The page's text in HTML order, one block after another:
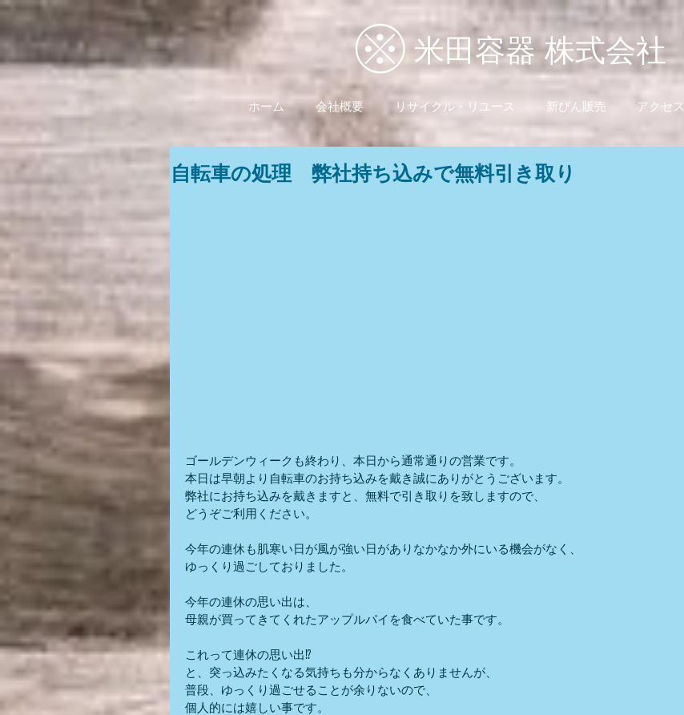
米田容器 株式会社
ホーム 会社概要 リサイクル・リユース 新びん販売 アクセス
自転車の処理 弊社持ち込みで無料引き取り
ゴールデンウィークも終わり、本日から通常通りの営業です。
本日は早朝より自転車のお持ち込みを戴き誠にありがとうございます。
弊社にお持ち込みを戴きますと、無料で引き取りを致しますので、
どうぞご利用ください。
今年の連休も肌寒い日が風が強い日がありなかなか外にいる機会がなく、
ゆっくり過ごしておりました。
今年の連休の思い出は、
母親が買ってきてくれたアップルパイを食べていた事です。
これって連休の思い出⁉
と、突っ込みたくなる気持ちも分からなくありませんが、
普段、ゆっくり過ごせることが余りないので、
個人的には嬉しい事です。